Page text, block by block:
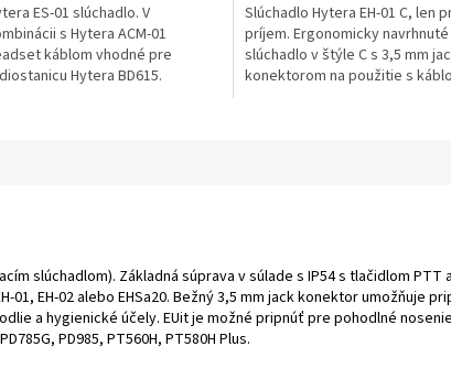
ES-01 slúchadlo. V
s Hytera ACM-01
káblom vhodné pre
Hytera BD615.
Slúchadlo Hytera EH-01 C, len
príjem. Ergonomicky navrhnuté
slúchadlo v štýle C s 3,5 mm
konektorom na použitie s
slúchadlom). Základná súprava v súlade s IP54 s tlačidlom
01, EH-02 alebo EHSa20. Bežný 3,5 mm jack konektor umožňuje
a hygienické účely. EUit je možné pripnúť pre pohodlné
PD985, PT560H, PT580H Plus.